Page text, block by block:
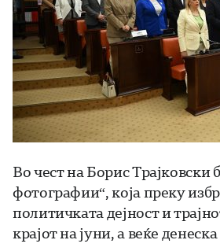
Во чест на Борис
фотографии“, која преку
политичката дејност и
крајот на јуни, а веќе